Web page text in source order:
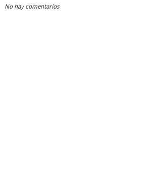
No hay comentarios